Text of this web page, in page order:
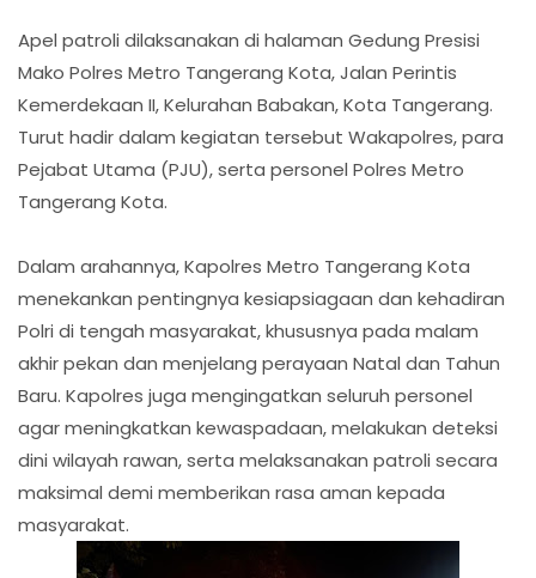
Apel patroli dilaksanakan di halaman Gedung Presisi
Mako Polres Metro Tangerang Kota, Jalan Perintis
Kemerdekaan II, Kelurahan Babakan, Kota Tangerang.
Turut hadir dalam kegiatan tersebut Wakapolres, para
Pejabat Utama (PJU), serta personel Polres Metro
Tangerang Kota.
Dalam arahannya, Kapolres Metro Tangerang Kota
menekankan pentingnya kesiapsiagaan dan kehadiran
Polri di tengah masyarakat, khususnya pada malam
akhir pekan dan menjelang perayaan Natal dan Tahun
Baru. Kapolres juga mengingatkan seluruh personel
agar meningkatkan kewaspadaan, melakukan deteksi
dini wilayah rawan, serta melaksanakan patroli secara
maksimal demi memberikan rasa aman kepada
masyarakat.